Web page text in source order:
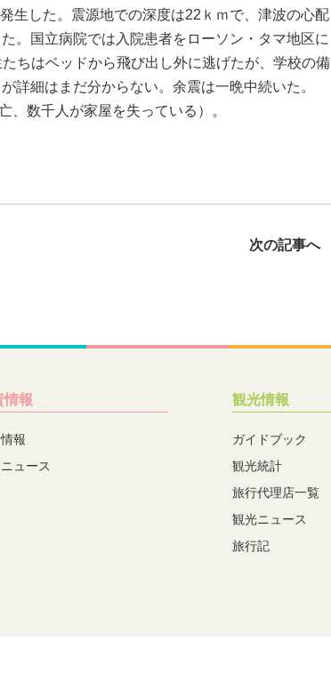
生した。震源地での深度は22ｋｍで、津波の心配
。国立病院では入院患者をローソン・タマ地区に
ちはベッドから飛び出し外に逃げたが、学校の備
詳細はまだ分からない。余震は一晩中続いた。
、数千人が家屋を失っている）。
次の記事へ
情報
報
ュース
観光情報
ガイドブック
観光統計
旅行代理店一覧
観光ニュース
旅行記